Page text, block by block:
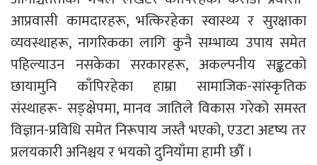
आप्रवासी कामदारहरू, भत्किरहेका स्वास्थ्य र सुरक्षाका
व्यवस्थाहरू, नागरिकका लागि कुनै सम्भाव्य उपाय समेत
पहिल्याउन नसकेका सरकारहरू, अकल्पनीय सङ्कटको
छायामुनि काँपिरहेका हाम्रा सामाजिक-सांस्कृतिक
संस्थाहरू- सङ्क्षेपमा, मानव जातिले विकास गरेको समस्त
विज्ञान-प्रविधि समेत निरूपाय जस्तै भएको, एउटा अदृष्य तर
प्रलयकारी अनिश्चय र भयको दुनियाँमा हामी छौँ ।